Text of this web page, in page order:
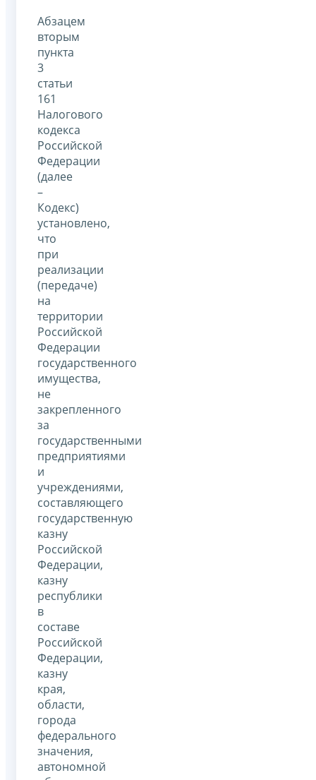
Абзацем
вторым
пункта
3
статьи
161
Налогового
кодекса
Российской
Федерации
(далее
–
Кодекс)
установлено,
что
при
реализации
(передаче)
на
территории
Российской
Федерации
государственного
имущества,
не
закрепленного
за
государственными
предприятиями
и
учреждениями,
составляющего
государственную
казну
Российской
Федерации,
казну
республики
в
составе
Российской
Федерации,
казну
края,
области,
города
федерального
значения,
автономной